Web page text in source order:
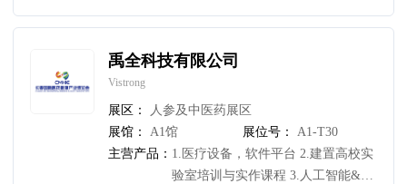
狭小空间(装置大小40cm x 40cm
带。各种型号产品统称: 能量宝。
禹全科技有限公司
Vistrong
展区：
人参及中医药展区
展馆：
A1馆 展位号：
A1-T30
主营产品： 1.医疗设备，软件平台 2.建置高校实
验室培训与实作课程 3.人工智能&半